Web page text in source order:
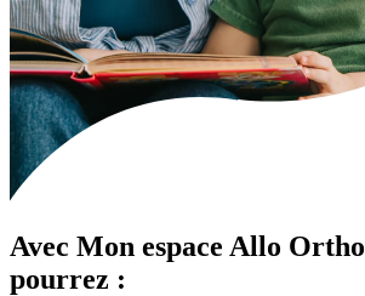
Avec Mon espace Allo Ortho
pourrez :